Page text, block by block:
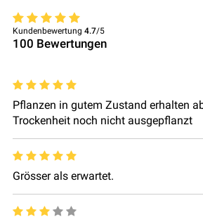
Kundenbewertung 4.7/5
100 Bewertungen
Pflanzen in gutem Zustand erhalten
Trockenheit noch nicht ausgepflanzt
Grösser als erwartet.